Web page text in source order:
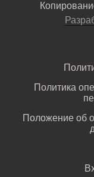
Политика
Положение об